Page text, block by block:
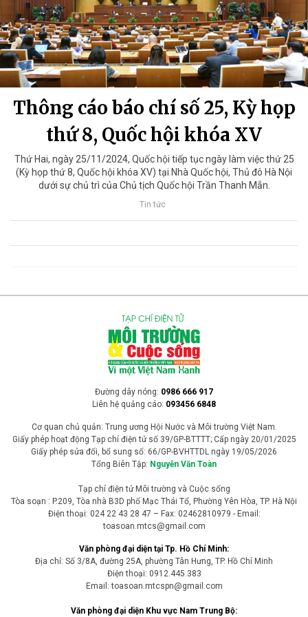
Thông cáo báo chí số 25, Kỳ họp
thứ 8, Quốc hội khóa XV
Thứ Hai, ngày 25/11/2024, Quốc hội tiếp tục ngày làm việc thứ 25
(Kỳ họp thứ 8, Quốc hội khóa XV) tại Nhà Quốc hội, Thủ đô Hà Nội
dưới sự chủ trì của Chủ tịch Quốc hội Trần Thanh Mẫn.
Tin tức
Đường dây nóng: 0986 666 917
Liên hệ quảng cáo: 093456 6848
Cơ quan chủ quản: Trung ương Hội Nước và Môi trường Việt Nam.
Giấy phép hoạt động Tạp chí điện tử số 39/GP-BTTTT; Cấp ngày 20/01/2025
Giấy phép sửa đổi, bổ sung số: 66/GP-BVHTTDL ngày 19/05/2026
Tổng Biên Tập: Nguyễn Văn Toàn
Tạp chí điện tử Môi trường và Cuộc sống
Tòa soạn : P.209, Tòa nhà B3D phố Mạc Thái Tổ, Phường Yên Hòa, TP. Hà Nội
Điện thoại: 024 22 43 28 47 – Fax: 02462810979 - Email:
toasoan.mtcs@gmail.com
Văn phòng đại diện tại Tp. Hồ Chí Minh:
Địa chỉ: Số 3/8A, đường 25A, phường Tân Hưng, TP. Hồ Chí Minh
Điện thoại: 0912.445.383
Email: toasoan.mtcspn@gmail.com
Văn phòng đại diện Khu vực Nam Trung Bộ: